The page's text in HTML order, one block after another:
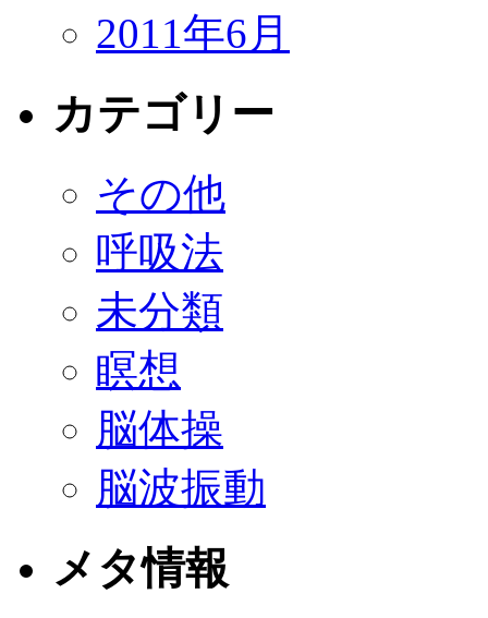
2011年6月
カテゴリー
その他
呼吸法
未分類
瞑想
脳体操
脳波振動
メタ情報